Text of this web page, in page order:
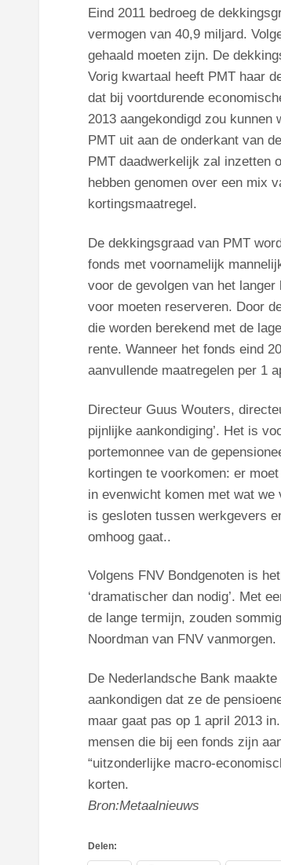
Eind 2011 bedroeg de
vermogen van 40,9 miljard.
gehaald moeten zijn. De
Vorig kwartaal heeft PMT haar
dat bij voortdurende
2013 aangekondigd zou
PMT uit aan de onderkant van
PMT daadwerkelijk zal inzetten
hebben genomen over een mix
kortingsmaatregel.
De dekkingsgraad van PMT
fonds met voornamelijk
voor de gevolgen van het
voor moeten reserveren. Door
die worden berekend met de
rente. Wanneer het fonds eind
aanvullende maatregelen per 1
Directeur Guus Wouters,
pijnlijke aankondiging’. Het is
portemonnee van de
kortingen te voorkomen: er
in evenwicht komen met wat
is gesloten tussen werkgevers
omhoog gaat..
Volgens FNV Bondgenoten is
‘dramatischer dan nodig’. Met
de lange termijn, zouden
Noordman van FNV vanmorgen.
De Nederlandsche Bank
aankondigen dat ze de
maar gaat pas op 1 april 2013
mensen die bij een fonds zijn
“uitzonderlijke macro-
korten.
Bron:Metaalnieuws
Delen: